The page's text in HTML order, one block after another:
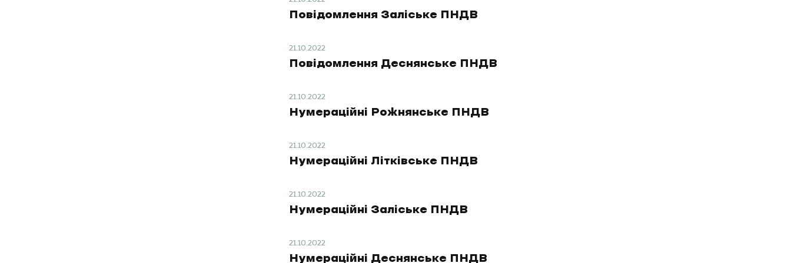
Повідомлення Заліське ПНДВ
21.10.2022
Повідомлення Деснянське ПНДВ
21.10.2022
Нумераційні Рожнянське ПНДВ
21.10.2022
Нумераційні Літківське ПНДВ
21.10.2022
Нумераційні Заліське ПНДВ
21.10.2022
Нумераційні Деснянське ПНДВ